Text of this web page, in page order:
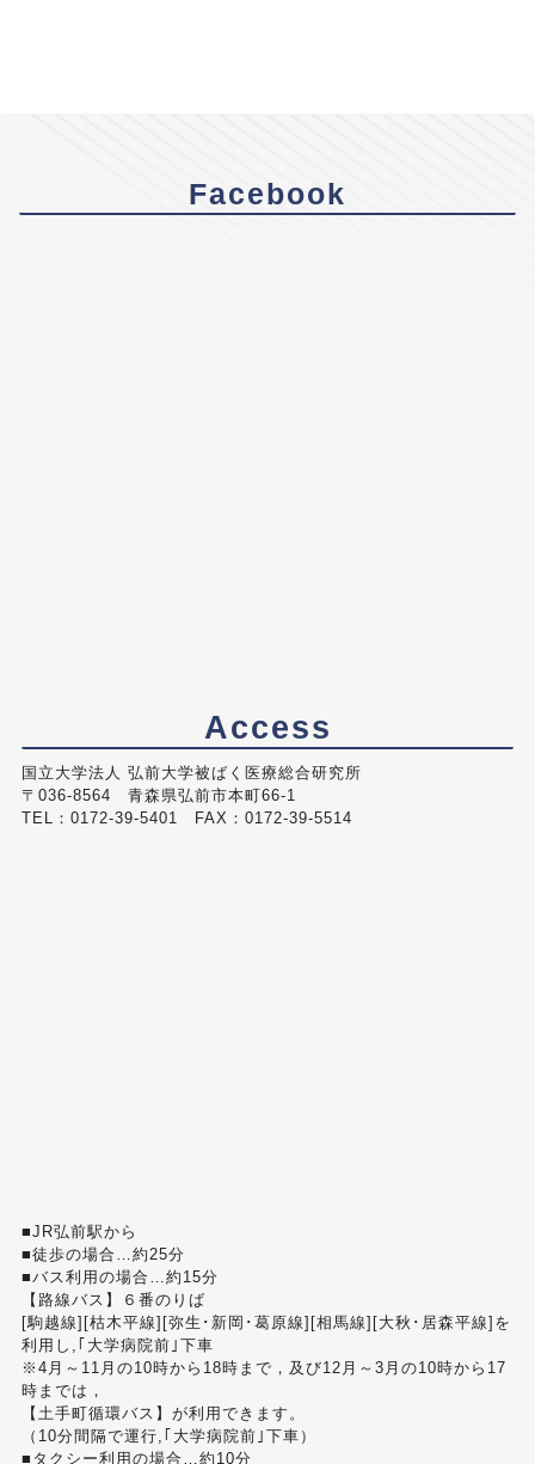
Facebook
Access
国立大学法人 弘前大学被ばく医療総合研究所
〒036-8564 青森県弘前市本町66-1
TEL：0172-39-5401 FAX：0172-39-5514
■JR弘前駅から
■徒歩の場合…約25分
■バス利用の場合…約15分
【路線バス】６番のりば
[駒越線][枯木平線][弥生･新岡･葛原線][相馬線][大秋･居森平線]を
利用し,｢大学病院前｣下車
※4月～11月の10時から18時まで，及び12月～3月の10時から17
時までは，
【土手町循環バス】が利用できます。
（10分間隔で運行,｢大学病院前｣下車）
■タクシー利用の場合…約10分